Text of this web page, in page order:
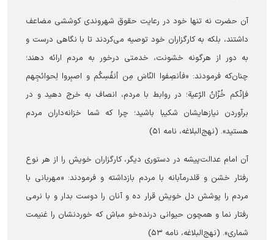
آن حضرت نه تنها خود در رعایت حقوق شهروندی کوششی مضاعف
داشتند، بلکه به کارگزاران خود توصیه می‌کردند تا با نگاهی درست و
به دور از هرگونه خشونت، خدمتی درخور به مردم ارائه دهند؛
چنان‌که فرمودند: «فأنصِفوا النّاسَ مِن أنفُسِكُم و اصبِروا لِحوائجِهم
فإنّكم خُزّانُ الرّعية؛ در روابط با مردم، انصاف به خرج دهید و در
برآوردن نیازهایشان شکیبا باشید؛ چرا که شما خزانه‌داران مردم
هستید». (نهج‌البلاغه، نامه ۵۱)
آن امام عدالت‌پیشه در دستوری دیگر، کارگزاران خویش را از هر نوع
رفتار خشن و قلدرمآبانه با مردم بازداشته و ‌فرمودند: «مهربانی با
مردم را پوشش دل خویش قرار ده و آنان را دوست بدار و با نرمی
رفتار نما و همچون حیوانی درنده‌خو مباش که خوردنشان را غنیمت
شماری». (نهج‌البلاغه، نامه ۵۳)